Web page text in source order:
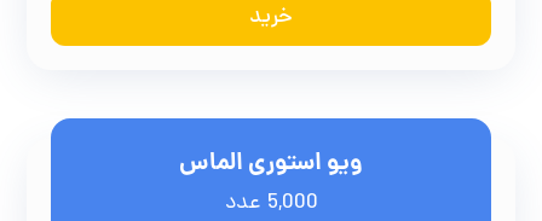
خرید
ویو استوری الماس
5,000 عدد